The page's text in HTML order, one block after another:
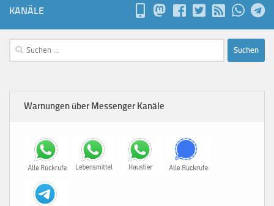
KANÄLE
Suchen
nach:
Warnungen über Messenger Kanäle